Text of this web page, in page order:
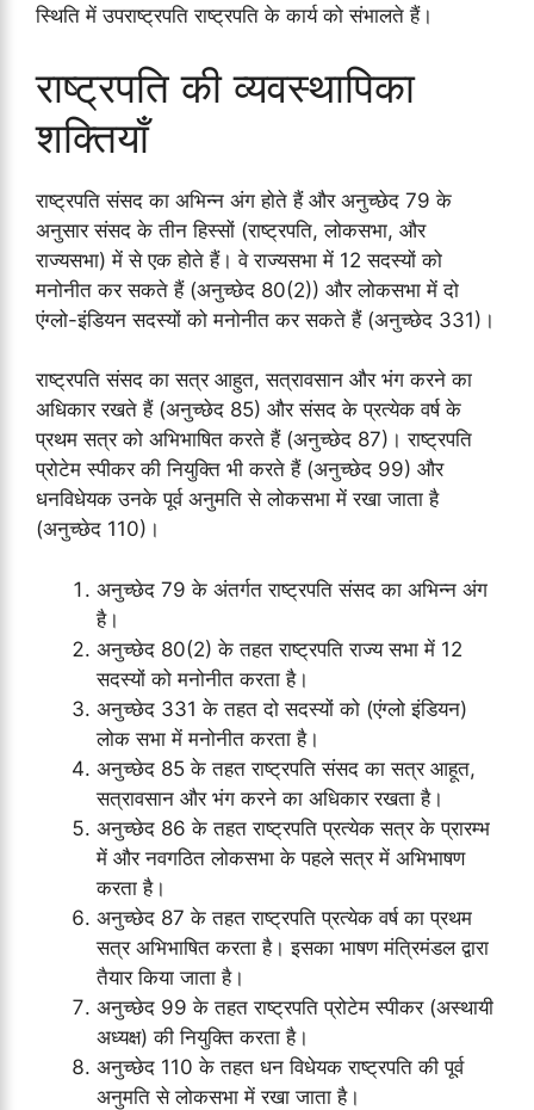
स्थिति में उपराष्ट्रपति राष्ट्रपति के कार्य को संभालते हैं।
राष्ट्रपति की व्यवस्थापिका
शक्तियाँ
राष्ट्रपति संसद का अभिन्न अंग होते हैं और अनुच्छेद 79 के
अनुसार संसद के तीन हिस्सों (राष्ट्रपति, लोकसभा, और
राज्यसभा) में से एक होते हैं। वे राज्यसभा में 12 सदस्यों को
मनोनीत कर सकते हैं (अनुच्छेद 80(2)) और लोकसभा में दो
एंग्लो-इंडियन सदस्यों को मनोनीत कर सकते हैं (अनुच्छेद 331)।
राष्ट्रपति संसद का सत्र आहुत, सत्रावसान और भंग करने का
अधिकार रखते हैं (अनुच्छेद 85) और संसद के प्रत्येक वर्ष के
प्रथम सत्र को अभिभाषित करते हैं (अनुच्छेद 87)। राष्ट्रपति
प्रोटेम स्पीकर की नियुक्ति भी करते हैं (अनुच्छेद 99) और
धनविधेयक उनके पूर्व अनुमति से लोकसभा में रखा जाता है
(अनुच्छेद 110)।
अनुच्छेद 79 के अंतर्गत राष्ट्रपति संसद का अभिन्न अंग
है।
अनुच्छेद 80(2) के तहत राष्ट्रपति राज्य सभा में 12
सदस्यों को मनोनीत करता है।
अनुच्छेद 331 के तहत दो सदस्यों को (एंग्लो इंडियन)
लोक सभा में मनोनीत करता है।
अनुच्छेद 85 के तहत राष्ट्रपति संसद का सत्र आहूत,
सत्रावसान और भंग करने का अधिकार रखता है।
अनुच्छेद 86 के तहत राष्ट्रपति प्रत्येक सत्र के प्रारम्भ
में और नवगठित लोकसभा के पहले सत्र में अभिभाषण
करता है।
अनुच्छेद 87 के तहत राष्ट्रपति प्रत्येक वर्ष का प्रथम
सत्र अभिभाषित करता है। इसका भाषण मंत्रिमंडल द्वारा
तैयार किया जाता है।
अनुच्छेद 99 के तहत राष्ट्रपति प्रोटेम स्पीकर (अस्थायी
अध्यक्ष) की नियुक्ति करता है।
अनुच्छेद 110 के तहत धन विधेयक राष्ट्रपति की पूर्व
अनुमति से लोकसभा में रखा जाता है।